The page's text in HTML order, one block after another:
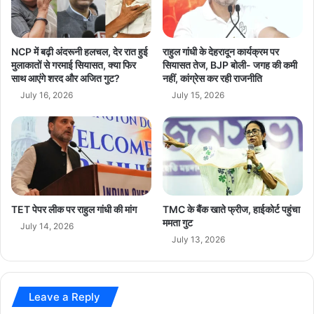
भारत को वैश्विक मंच पर मजबूत बनाने में मदद कर रहे हैं।
breaking news EU UK Deal
Free Trade Agreement hindi news
MSME Export Narendra Modi
politics today news top news
UPA Government
की
ती
न
ब
ड़ी
प्रा
क
एं
रि
स
र
में
हो
गा
मं
ल
का
श
प
थ
NCP में बढ़ी अंदरूनी हलचल, देर रात हुई
मुलाकातों से गरमाई सियासत, क्या फिर
साथ आएंगे शरद और अजित गुट?
July 16, 2026
राहुल गांधी के देहरादून कार्यक्रम पर
सियासत तेज, BJP बोली- जगह की कमी
नहीं, कांग्रेस कर रही राजनीति
July 15, 2026
TET पेपर लीक पर राहुल गांधी की मांग
July 14, 2026
TMC के बैंक खाते फ्रीज, हाईकोर्ट पहुंचा
ममता गुट
July 13, 2026
Leave a Reply